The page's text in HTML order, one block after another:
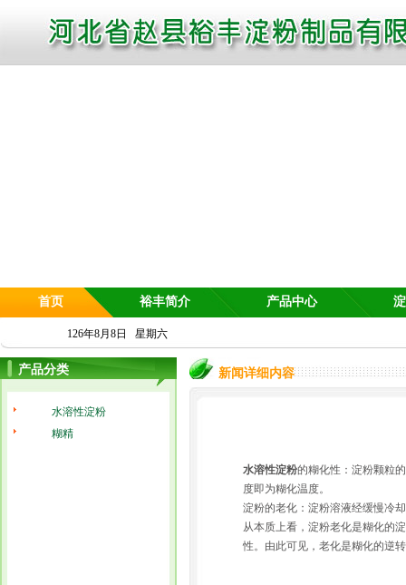
首页 裕丰简介 产品中心
126年8月8日 星期六
产品分类
水溶性淀粉
糊精
新闻详细内容
水溶性淀粉的糊化性：淀粉颗粒
度即为糊化温度。
淀粉的老化：淀粉溶液经缓慢冷
从本质上看，淀粉老化是糊化的
性。由此可见，老化是糊化的逆